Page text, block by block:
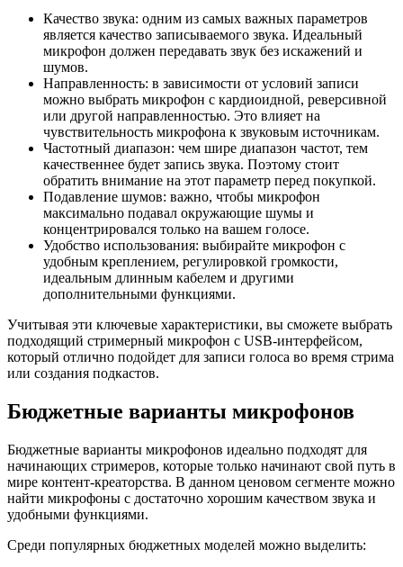
Качество звука: одним из самых важных параметров
является качество записываемого звука. Идеальный
микрофон должен передавать звук без искажений и
шумов.
Направленность: в зависимости от условий записи
можно выбрать микрофон с кардиоидной, реверсивной
или другой направленностью. Это влияет на
чувствительность микрофона к звуковым источникам.
Частотный диапазон: чем шире диапазон частот, тем
качественнее будет запись звука. Поэтому стоит
обратить внимание на этот параметр перед покупкой.
Подавление шумов: важно, чтобы микрофон
максимально подавал окружающие шумы и
концентрировался только на вашем голосе.
Удобство использования: выбирайте микрофон с
удобным креплением, регулировкой громкости,
идеальным длинным кабелем и другими
дополнительными функциями.
Учитывая эти ключевые характеристики, вы сможете выбрать
подходящий стримерный микрофон с USB-интерфейсом,
который отлично подойдет для записи голоса во время стрима
или создания подкастов.
Бюджетные варианты микрофонов
Бюджетные варианты микрофонов идеально подходят для
начинающих стримеров, которые только начинают свой путь в
мире контент-креаторства. В данном ценовом сегменте можно
найти микрофоны с достаточно хорошим качеством звука и
удобными функциями.
Среди популярных бюджетных моделей можно выделить: